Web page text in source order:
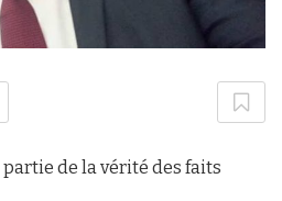
partie de la vérité des faits